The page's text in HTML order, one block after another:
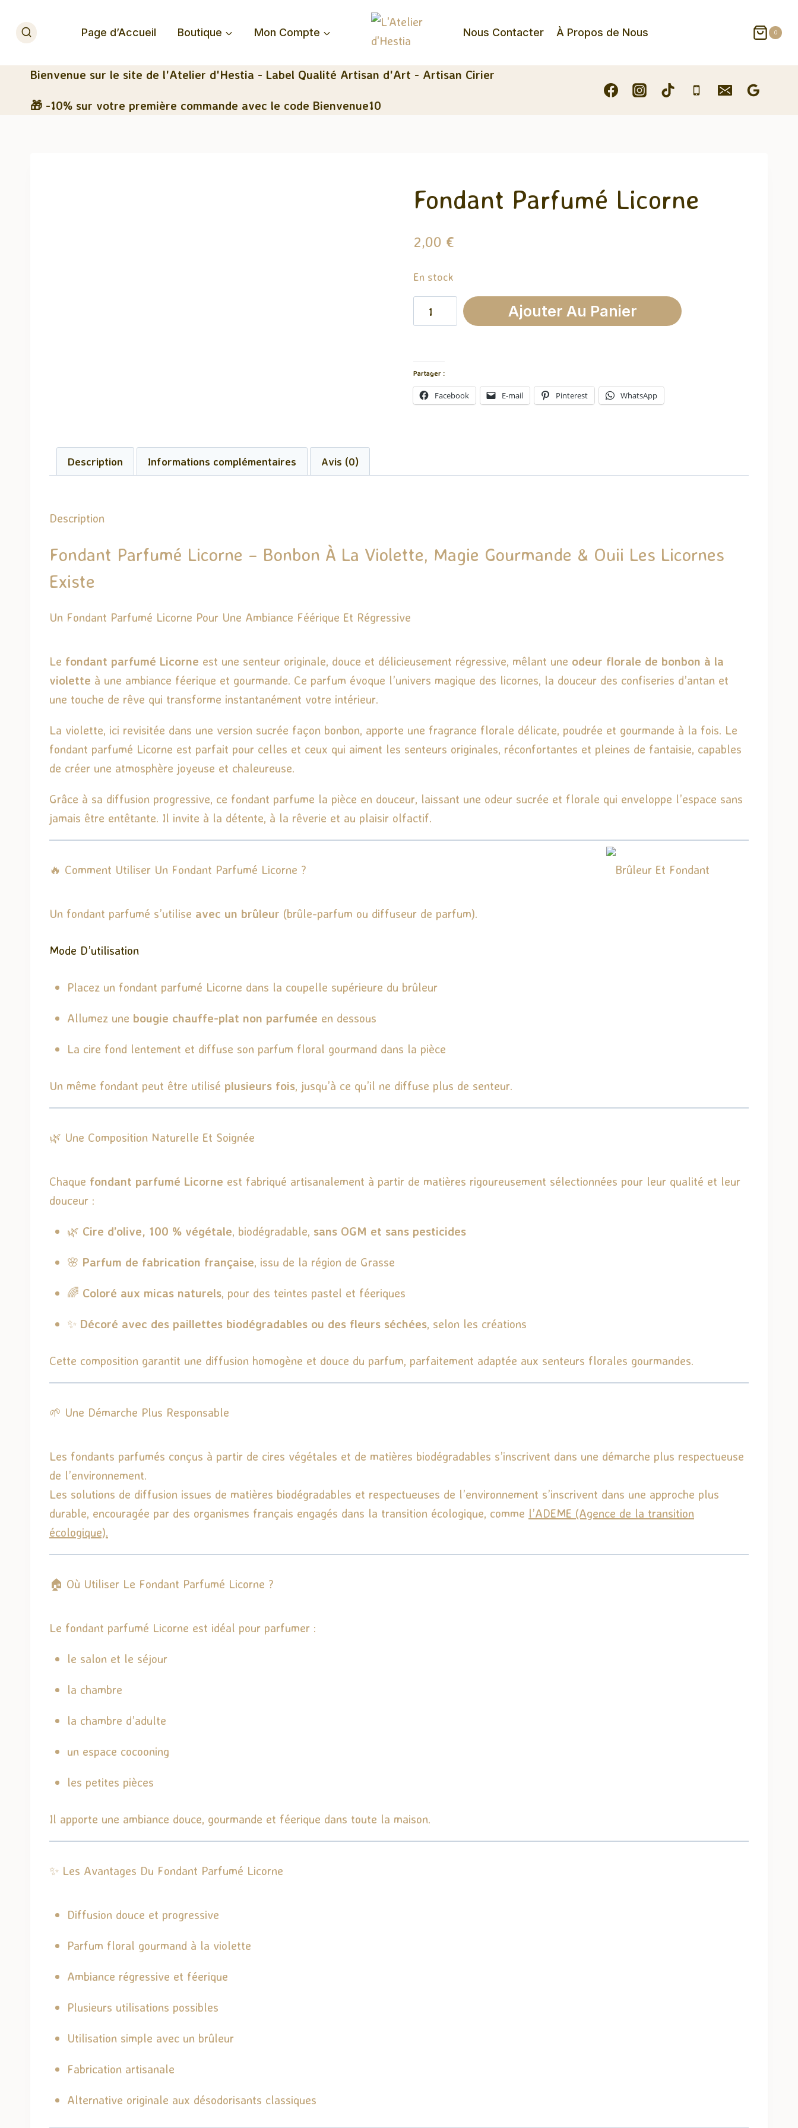
contenu
Page d’Accueil Boutique Mon Compte Nous Contacter À Propos de Nous 0
Bienvenue sur le site de l'Atelier d'Hestia - Label Qualité Artisan d'Art - Artisan Cirier
🎁 -10% sur votre première commande avec le code Bienvenue10
Fondant Parfumé Licorne
2,00 €
En stock
quantité
de
Parfumé
Licorne
Ajouter Au Panier
Partager :
Facebook E-mail Pinterest WhatsApp
Description Informations complémentaires Avis (0)
Description
Fondant Parfumé Licorne – Bonbon À La Violette, Magie Gourmande & Ouii Les Licornes
Existe
Un Fondant Parfumé Licorne Pour Une Ambiance Féérique Et Régressive
Le fondant parfumé Licorne est une senteur originale, douce et délicieusement régressive, mêlant une odeur florale de bonbon à la
violette à une ambiance féerique et gourmande. Ce parfum évoque l’univers magique des licornes, la douceur des confiseries d’antan et
une touche de rêve qui transforme instantanément votre intérieur.
La violette, ici revisitée dans une version sucrée façon bonbon, apporte une fragrance florale délicate, poudrée et gourmande à la fois. Le
fondant parfumé Licorne est parfait pour celles et ceux qui aiment les senteurs originales, réconfortantes et pleines de fantaisie, capables
de créer une atmosphère joyeuse et chaleureuse.
Grâce à sa diffusion progressive, ce fondant parfume la pièce en douceur, laissant une odeur sucrée et florale qui enveloppe l’espace sans
jamais être entêtante. Il invite à la détente, à la rêverie et au plaisir olfactif.
🔥 Comment Utiliser Un Fondant Parfumé Licorne ?
Un fondant parfumé s’utilise avec un brûleur (brûle-parfum ou diffuseur de parfum).
Mode D’utilisation
Placez un fondant parfumé Licorne dans la coupelle supérieure du brûleur
Allumez une bougie chauffe-plat non parfumée en dessous
La cire fond lentement et diffuse son parfum floral gourmand dans la pièce
Un même fondant peut être utilisé plusieurs fois, jusqu’à ce qu’il ne diffuse plus de senteur.
🌿 Une Composition Naturelle Et Soignée
Chaque fondant parfumé Licorne est fabriqué artisanalement à partir de matières rigoureusement sélectionnées pour leur qualité et leur
douceur :
🌿 Cire d’olive, 100 % végétale, biodégradable, sans OGM et sans pesticides
🌸 Parfum de fabrication française, issu de la région de Grasse
🌈 Coloré aux micas naturels, pour des teintes pastel et féeriques
✨ Décoré avec des paillettes biodégradables ou des fleurs séchées, selon les créations
Cette composition garantit une diffusion homogène et douce du parfum, parfaitement adaptée aux senteurs florales gourmandes.
🌱 Une Démarche Plus Responsable
Les fondants parfumés conçus à partir de cires végétales et de matières biodégradables s’inscrivent dans une démarche plus respectueuse
de l’environnement.
Les solutions de diffusion issues de matières biodégradables et respectueuses de l’environnement s’inscrivent dans une approche plus
durable, encouragée par des organismes français engagés dans la transition écologique, comme l’ADEME (Agence de la transition
écologique).
🏠 Où Utiliser Le Fondant Parfumé Licorne ?
Le fondant parfumé Licorne est idéal pour parfumer :
le salon et le séjour
la chambre
la chambre d’adulte
un espace cocooning
les petites pièces
Il apporte une ambiance douce, gourmande et féerique dans toute la maison.
✨ Les Avantages Du Fondant Parfumé Licorne
Diffusion douce et progressive
Parfum floral gourmand à la violette
Ambiance régressive et féerique
Plusieurs utilisations possibles
Utilisation simple avec un brûleur
Fabrication artisanale
Alternative originale aux désodorisants classiques